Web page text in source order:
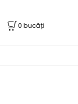
0 bucăți